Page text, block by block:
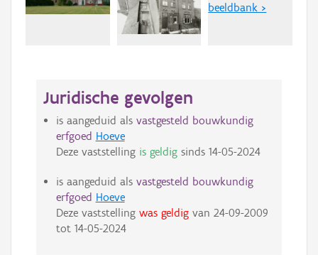
beeldbank >
Juridische gevolgen
is aangeduid als vastgesteld bouwkundig
erfgoed Hoeve
Deze vaststelling is geldigsinds 14-05-2024
is aangeduid als vastgesteld bouwkundig
erfgoed Hoeve
Deze vaststelling was geldigvan 24-09-2009
tot 14-05-2024